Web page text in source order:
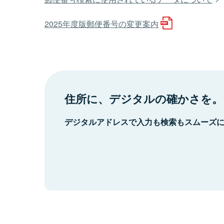
2025年度版郵便番号の変更案内
住所に、デジタルの確かさを。
デジタルアドレスで入力も検索もスムーズ